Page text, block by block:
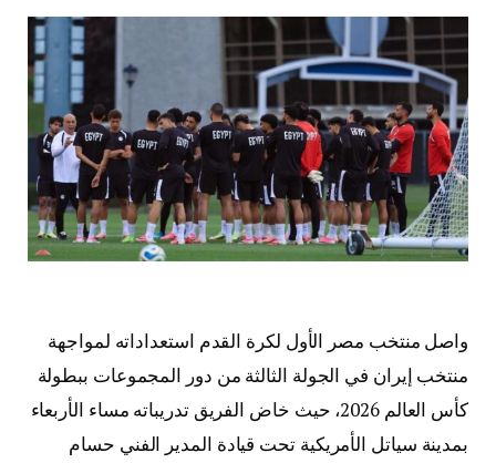
واصل منتخب مصر الأول لكرة القدم استعداداته لمواجهة
منتخب إيران في الجولة الثالثة من دور المجموعات ببطولة
كأس العالم 2026، حيث خاض الفريق تدريباته مساء الأربعاء
بمدينة سياتل الأمريكية تحت قيادة المدير الفني حسام